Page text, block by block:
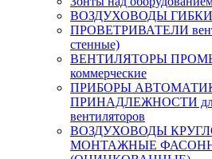
ВОЗДУХОВОДЫ ГИБКИЕ
ПРОВЕТРИВАТЕЛИ
стенные)
ВЕНТИЛЯТОРЫ
коммерческие
ПРИБОРЫ
ПРИНАДЛЕЖНОСТИ для
вентиляторов
ВОЗДУХОВОДЫ
МОНТАЖНЫЕ